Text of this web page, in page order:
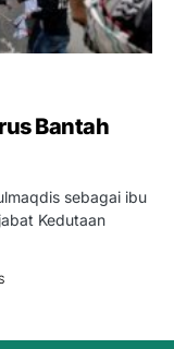
Bantah
sebagai ibu
Kedutaan